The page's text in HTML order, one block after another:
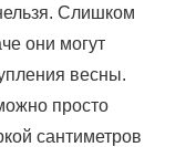
Слишком
они могут
весны.
просто
сантиметров